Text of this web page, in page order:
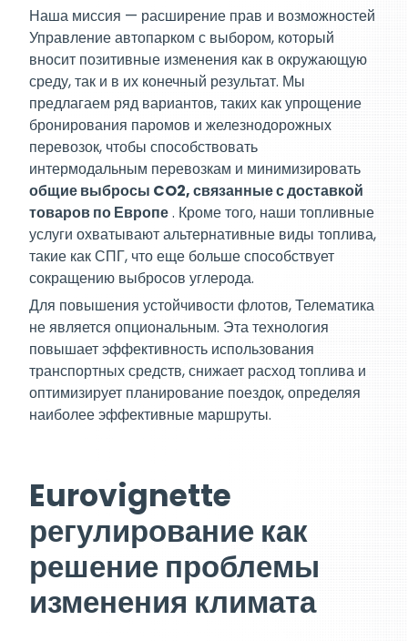
Наша миссия — расширение прав и возможностей
Управление автопарком с выбором, который
вносит позитивные изменения как в окружающую
среду, так и в их конечный результат. Мы
предлагаем ряд вариантов, таких как упрощение
бронирования паромов и железнодорожных
перевозок, чтобы способствовать
интермодальным перевозкам и минимизировать
общие выбросы CO2, связанные с доставкой
товаров по Европе. Кроме того, наши топливные
услуги охватывают альтернативные виды топлива,
такие как СПГ, что еще больше способствует
сокращению выбросов углерода.
Для повышения устойчивости флотов, Телематика
не является опциональным. Эта технология
повышает эффективность использования
транспортных средств, снижает расход топлива и
оптимизирует планирование поездок, определяя
наиболее эффективные маршруты.
Eurovignette
регулирование как
решение проблемы
изменения климата